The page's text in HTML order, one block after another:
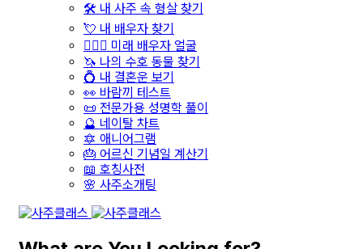
🛠️ 내 사주 속 형살 찾기
💘 내 배우자 찾기
👩‍❤️‍👨 미래 배우자 얼굴
🦄 나의 수호 동물 찾기
💍 내 결혼운 보기
👀 바람끼 테스트
📜 전문가용 성명학 풀이
🔮 네이탈 차트
🔯 애니어그램
🎂 어르신 기념일 계산기
📖 호칭사전
🌸 사주소개팅